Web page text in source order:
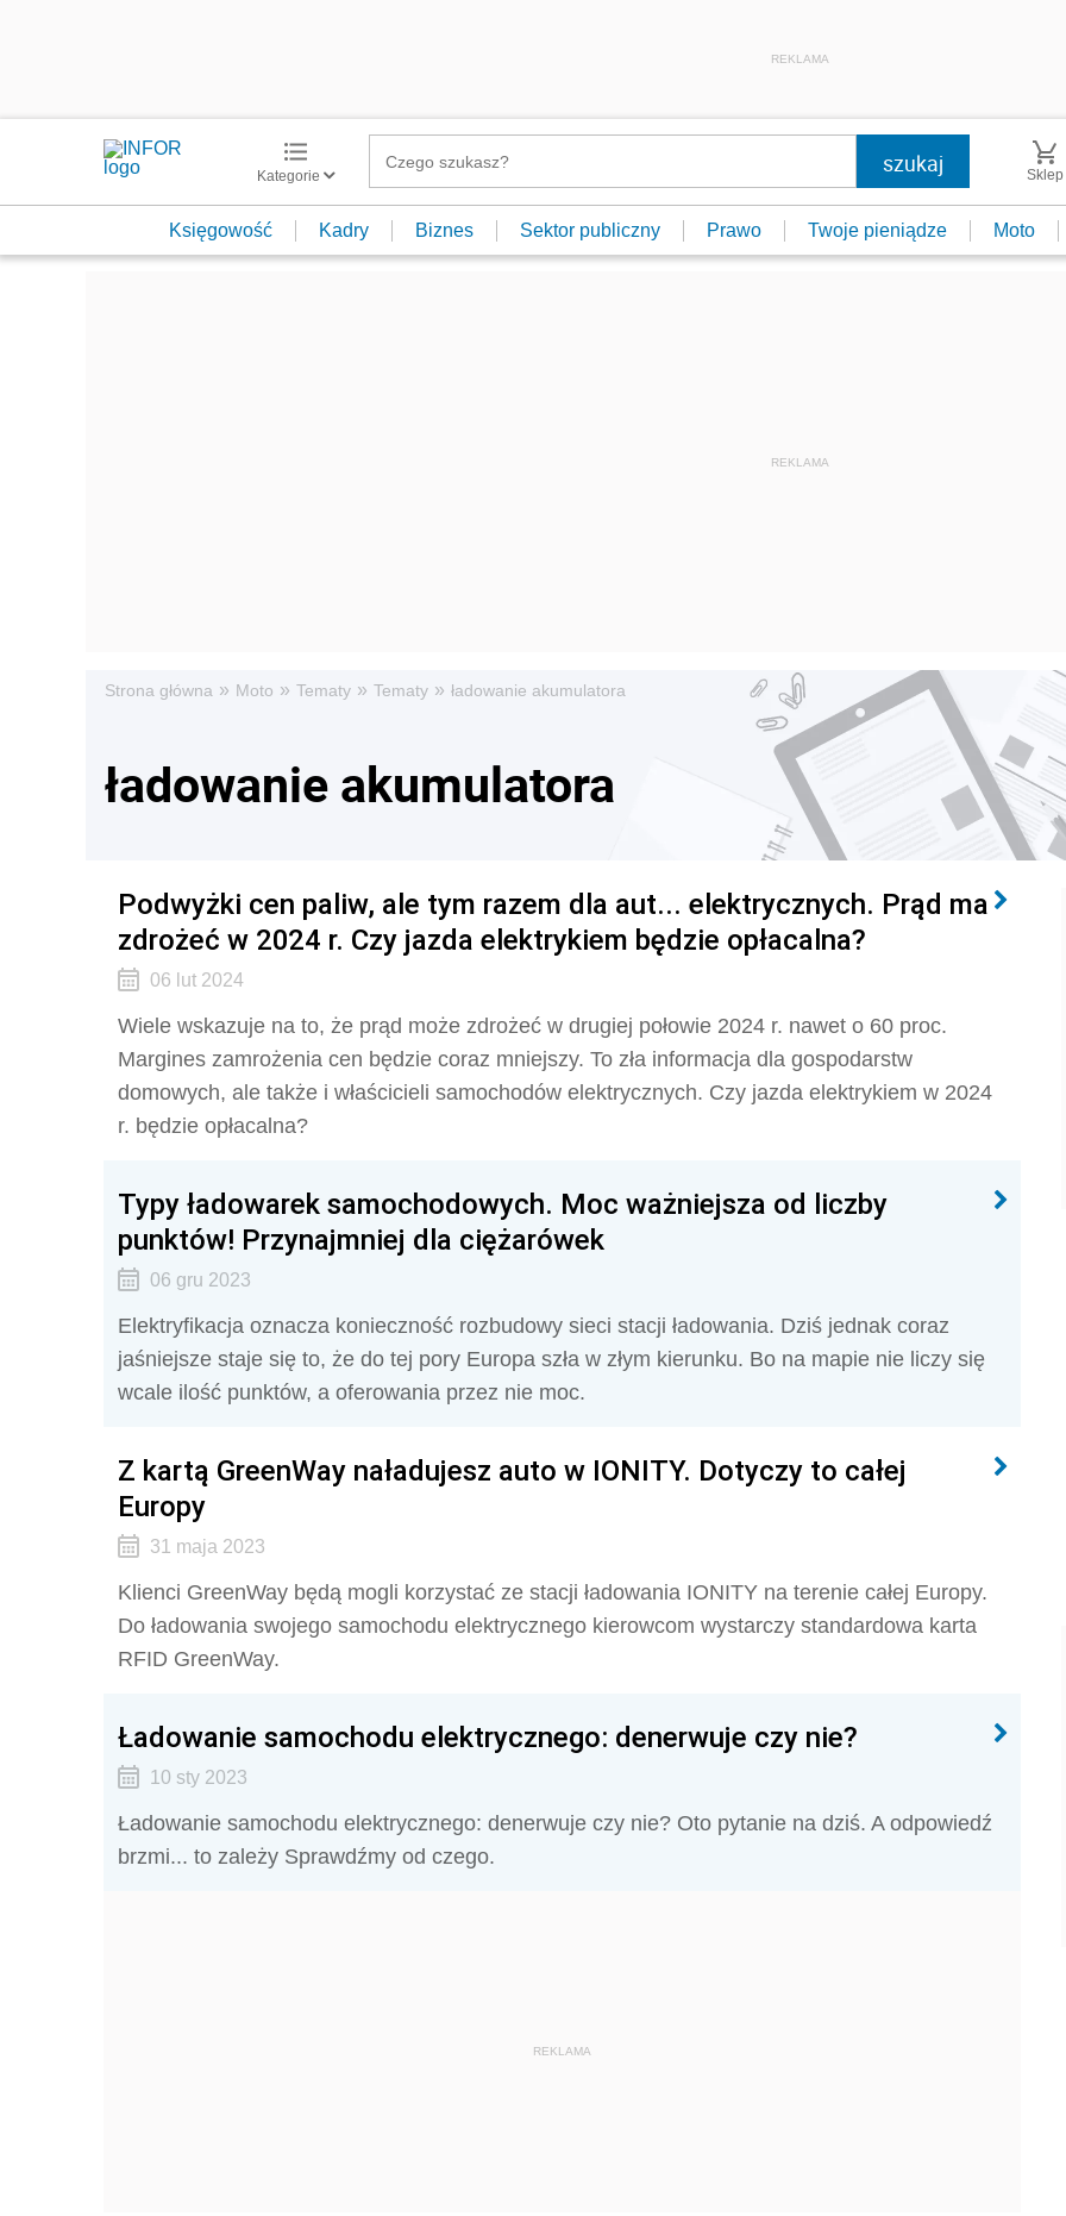
REKLAMA
Kategorie Sklep
Księgowość Kadry Biznes Sektor publiczny Prawo Twoje pieniądze Moto
Strona główna » Moto » Tematy » Tematy » ładowanie akumulatora
ładowanie akumulatora
Podwyżki cen paliw, ale tym razem dla aut... elektrycznych. Prąd ma
zdrożeć w 2024 r. Czy jazda elektrykiem będzie opłacalna?
06 lut 2024
Wiele wskazuje na to, że prąd może zdrożeć w drugiej połowie 2024 r. nawet o 60 proc.
Margines zamrożenia cen będzie coraz mniejszy. To zła informacja dla gospodarstw
domowych, ale także i właścicieli samochodów elektrycznych. Czy jazda elektrykiem w 2024
r. będzie opłacalna?
Typy ładowarek samochodowych. Moc ważniejsza od liczby
punktów! Przynajmniej dla ciężarówek
06 gru 2023
Elektryfikacja oznacza konieczność rozbudowy sieci stacji ładowania. Dziś jednak coraz
jaśniejsze staje się to, że do tej pory Europa szła w złym kierunku. Bo na mapie nie liczy się
wcale ilość punktów, a oferowania przez nie moc.
Z kartą GreenWay naładujesz auto w IONITY. Dotyczy to całej
Europy
31 maja 2023
Klienci GreenWay będą mogli korzystać ze stacji ładowania IONITY na terenie całej Europy.
Do ładowania swojego samochodu elektrycznego kierowcom wystarczy standardowa karta
RFID GreenWay.
Ładowanie samochodu elektrycznego: denerwuje czy nie?
10 sty 2023
Ładowanie samochodu elektrycznego: denerwuje czy nie? Oto pytanie na dziś. A odpowiedź
brzmi... to zależy Sprawdźmy od czego.
REKLAMA